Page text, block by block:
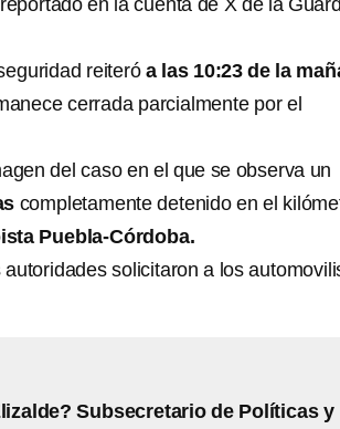
en la cuenta de X de la
reiteróa las 10:23 de la
cerrada parcialmente por el
del caso en el que se observa un
completamente detenido en el
Puebla-Córdoba.
solicitaron a los
Subsecretario de Políticas y